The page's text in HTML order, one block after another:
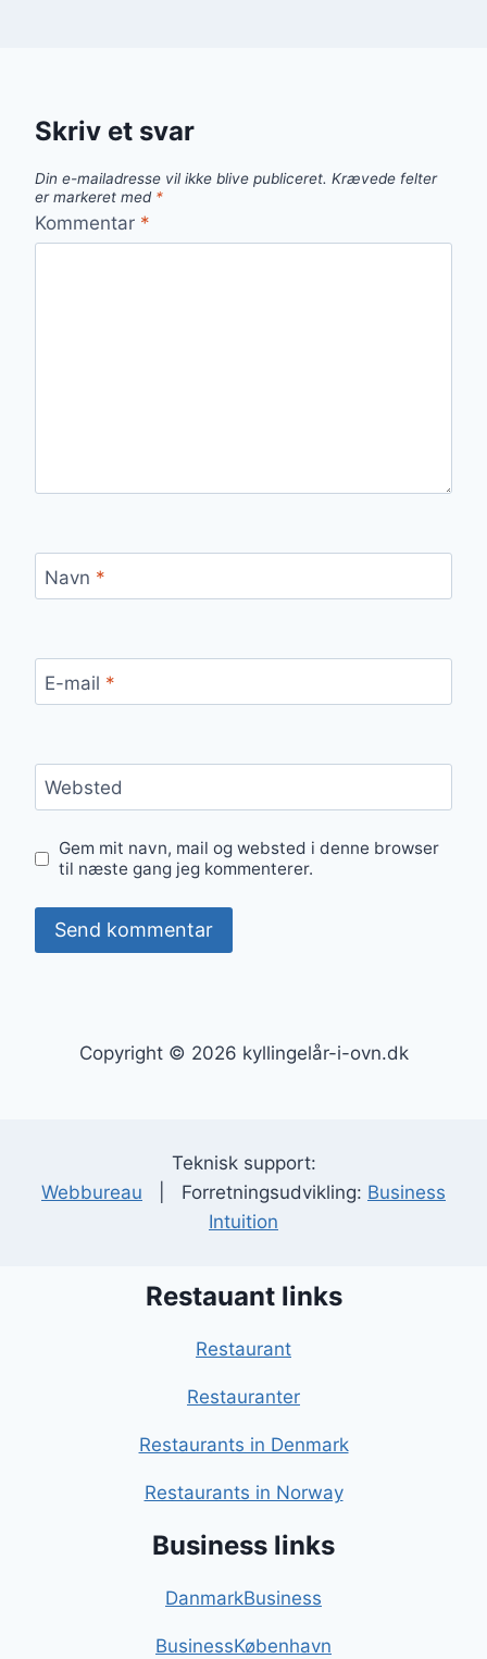
Skriv et svar
Din e-mailadresse vil ikke blive publiceret. Krævede felter
er markeret med *
Kommentar *
Navn *
E-mail *
Websted
Gem mit navn, mail og websted i denne browser
til næste gang jeg kommenterer.
Copyright © 2026 kyllingelår-i-ovn.dk
Teknisk support:
Webbureau | Forretningsudvikling: Business
Intuition
Restauant links
Restaurant
Restauranter
Restaurants in Denmark
Restaurants in Norway
Business links
DanmarkBusiness
BusinessKøbenhavn